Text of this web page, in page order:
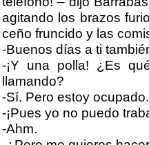
agitando los brazos
ceño fruncido y las
-Buenos días a ti
-¡Y una polla! ¿Es
llamando?
-Sí. Pero estoy ocupado.
-¡Pues yo no puedo
-Ahm.